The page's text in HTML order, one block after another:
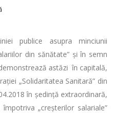
publice asupra minciunii
din sănătate” și în semn
astăzi în capitală,
„Solidaritatea Sanitară” din
în ședință extraordinară,
„creșterilor salariale”